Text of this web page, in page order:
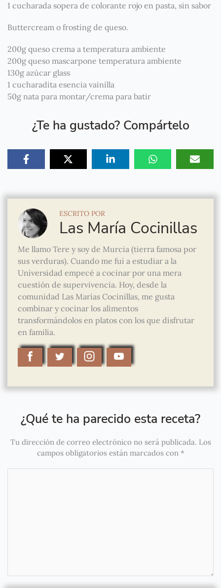
1 cucharada sopera de colorante rojo en pasta, sin sabor
Buttercream o frosting de queso.
200g queso crema a temperatura ambiente
200g queso mascarpone temperatura ambiente
130g azúcar glass
1 cucharadita esencia vainilla
50g nata para montar/crema para batir
¿Te ha gustado? Compártelo
ESCRITO POR
Las María Cocinillas
Me llamo Tere y soy de Murcia (tierra famosa por
sus verduras). Cuando me fui a estudiar a la
Universidad empecé a cocinar por una mera
cuestión de supervivencia. Hoy, desde la
comunidad Las Marías Cocinillas, me gusta
combinar y cocinar los alimentos
transformándolos en platos con los que disfrutar
en familia.
¿Qué te ha parecido esta receta?
Tu dirección de correo electrónico no será publicada. Los
campos obligatorios están marcados con *